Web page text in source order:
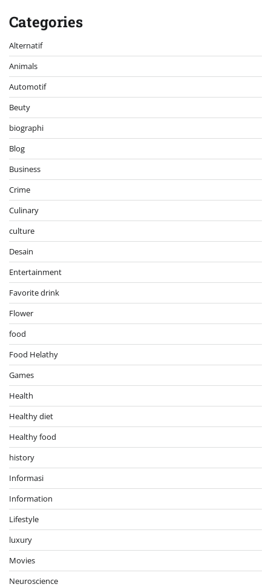
Categories
Alternatif
Animals
Automotif
Beuty
biographi
Blog
Business
Crime
Culinary
culture
Desain
Entertainment
Favorite drink
Flower
food
Food Helathy
Games
Health
Healthy diet
Healthy food
history
Informasi
Information
Lifestyle
luxury
Movies
Neuroscience